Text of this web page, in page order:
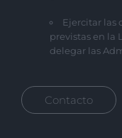
Ejercitar las
previstas en la
delegar las
Contacto